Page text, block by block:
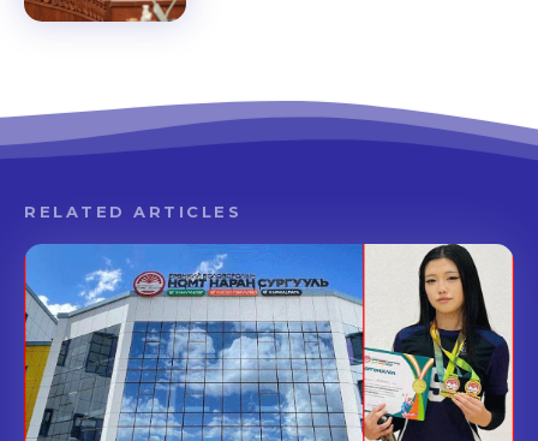
RELATED ARTICLES